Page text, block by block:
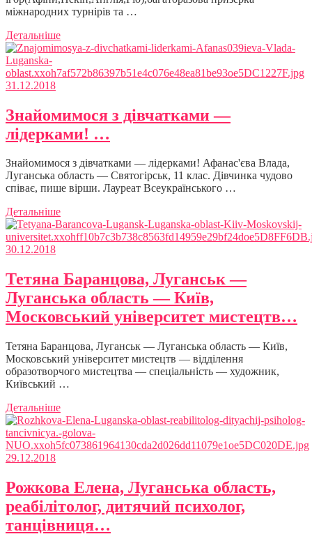
міжнародних турнірів та …
Детальніше
31.12.2018
Знайомимося з дівчатками —
лідерками! …
Знайомимося з дівчатками — лідерками! Афанас'єва Влада,
Луганська область — Святогірськ, 11 клас. Дівчинка чудово
співає, пише вірши. Лауреат Всеукраїнського …
Детальніше
30.12.2018
Тетяна Баранцова, Луганськ —
Луганська область — Київ,
Московський університет мистецтв…
Тетяна Баранцова, Луганськ — Луганська область — Київ,
Московський університет мистецтв — відділення
образотворчого мистецтва — спеціальність — художник,
Київський …
Детальніше
29.12.2018
Рожкова Елена, Луганська область,
реабілітолог, дитячий психолог,
танцівниця…